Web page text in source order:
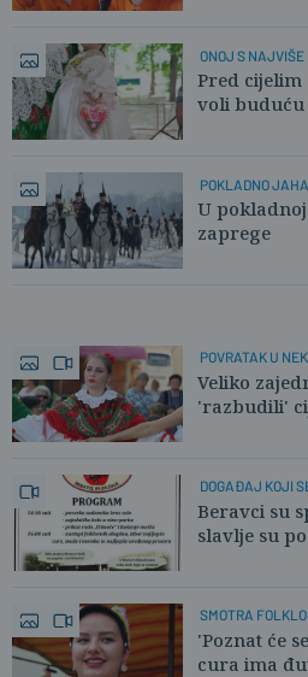
ONOJ S NAJVIŠE
Pred cijelim
voli buduću
POKLADNO
U
zaprege
POVRATAK U
Veliko
'razbudili'
DOGAĐAJ KOJI
Beravci su
slavlje su
SMOTRA
'Poznat će
cura ima